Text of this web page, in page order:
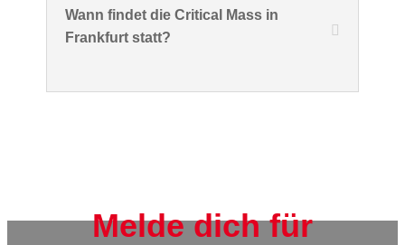
Wann findet die Critical Mass in
Frankfurt statt?
Melde dich für